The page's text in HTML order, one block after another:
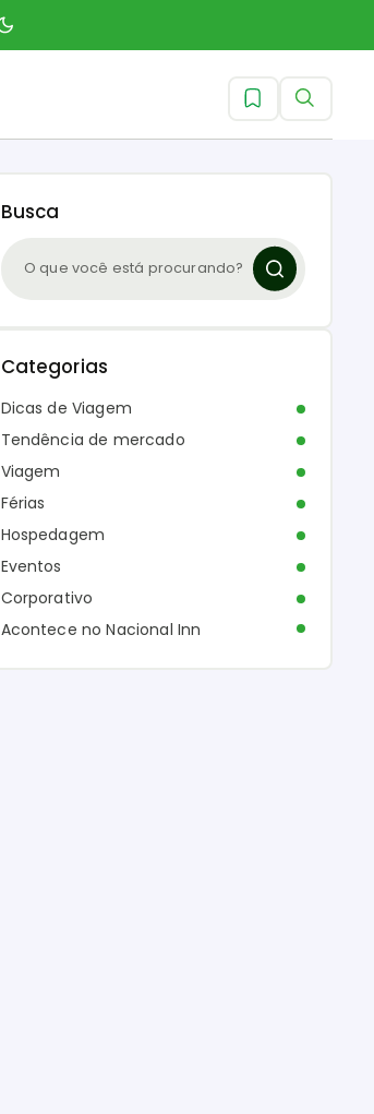
Busca
Categorias
Dicas de Viagem
Tendência de mercado
Viagem
Férias
Hospedagem
Eventos
Corporativo
Acontece no Nacional Inn